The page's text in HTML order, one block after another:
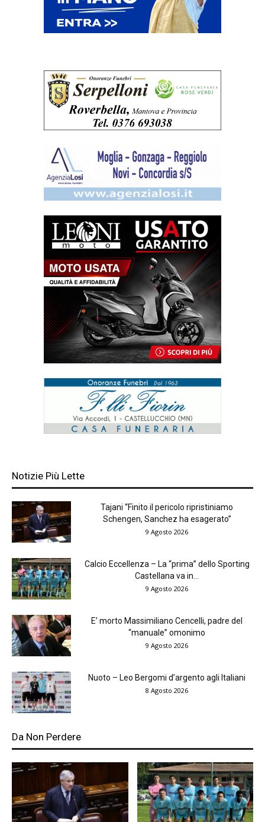
Notizie Più Lette
Tajani “Finito il pericolo ripristiniamo
Schengen, Sanchez ha esagerato”
9 Agosto 2026
Calcio Eccellenza – La “prima” dello Sporting
Castellana va in...
9 Agosto 2026
E’ morto Massimiliano Cencelli, padre del
“manuale” omonimo
9 Agosto 2026
Nuoto – Leo Bergomi d’argento agli Italiani
8 Agosto 2026
Da Non Perdere